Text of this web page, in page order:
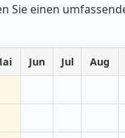
Sie einen
Jun Jul Aug